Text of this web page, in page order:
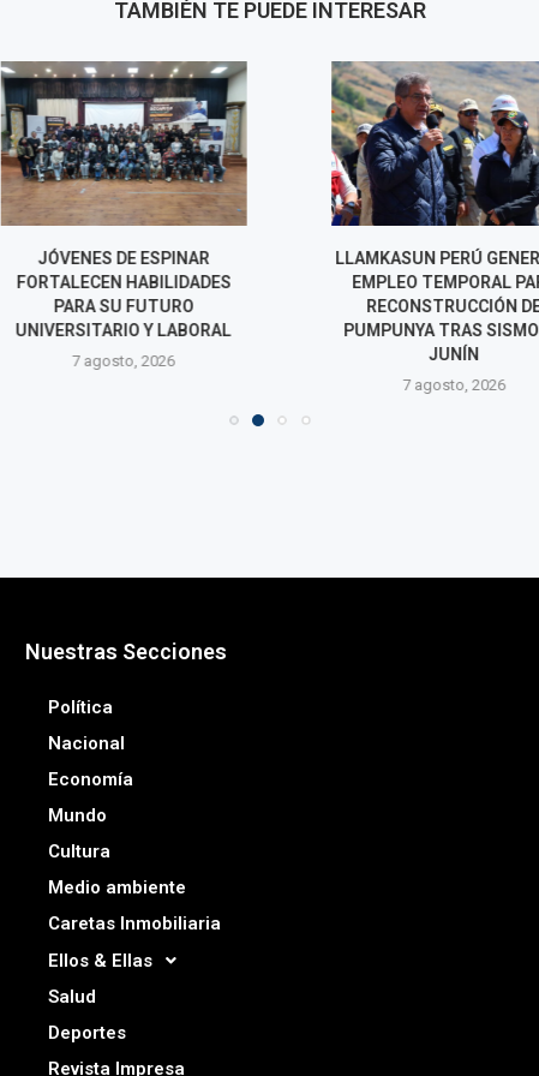
TAMBIÉN TE PUEDE INTERESAR
ESPINAR
HABILIDADES
FUTURO
Y LABORAL
LLAMKASUN PERÚ GENERARÁ
EMPLEO TEMPORAL PARA
RECONSTRUCCIÓN DE
PUMPUNYA TRAS SISMO EN
CERCADO DE
A PRESUNTO
ASESINATO
EL
Nuestras Secciones
Política
Nacional
Economía
Mundo
Cultura
Medio ambiente
Caretas Inmobiliaria
Ellos & Ellas
Salud
Deportes
Revista Impresa